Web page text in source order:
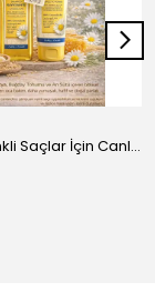
Açık ve Renkli Saçlar İçin Canlandırıcı 2li Bakım Seti Şampuan + Saç Kremi